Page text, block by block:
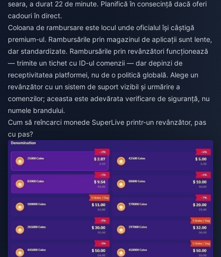
seara, a durat 22 de minute. Planifică în consecință dacă oferi
cadouri în direct.
Coloana de rambursare este locul unde oficialul își câștigă
premium-ul. Rambursările prin magazinul de aplicații sunt lente,
dar standardizate. Rambursările prin revânzători funcționează
— trimite un tichet cu ID-ul comenzii — dar depinzi de
receptivitatea platformei, nu de o politică globală. Alege un
revânzător cu un sistem de suport vizibil și urmărire a
comenzilor; aceasta este adevărata verificare de siguranță, nu
numele brandului.
Cum să reîncarci monede SuperLive printr-un revânzător, pas
cu pas?